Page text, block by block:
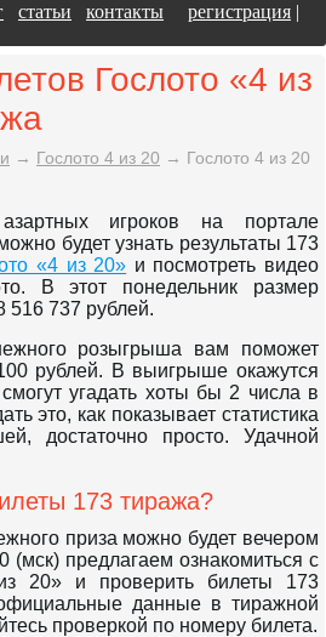
статьи контакты регистрация |
Гослото «4 из
→ Гослото 4 из 20 → Гослото 4 из 20
игроков на портале
будет узнать результаты 173
«4 из 20» и посмотреть видео
В этот понедельник размер
516 737 рублей.
розыгрыша вам поможет
рублей. В выигрыше окажутся
угадать хоты бы 2 числа в
это, как показывает статистика
достаточно просто. Удачной
173 тиража?
приза можно будет вечером
(мск) предлагаем ознакомиться с
20» и проверить билеты 173
данные в тиражной
проверкой по номеру билета.